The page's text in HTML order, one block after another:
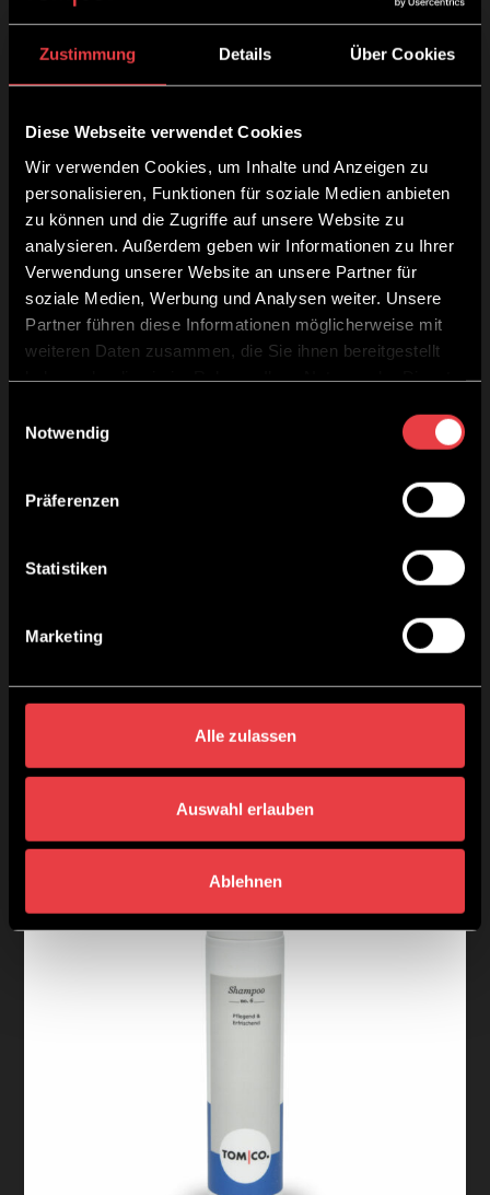
Zustimmung Details Über Cookies
Diese Webseite verwendet Cookies
Wir verwenden Cookies, um Inhalte und Anzeigen zu
personalisieren, Funktionen für soziale Medien anbieten
zu können und die Zugriffe auf unsere Website zu
analysieren. Außerdem geben wir Informationen zu Ihrer
Verwendung unserer Website an unsere Partner für
soziale Medien, Werbung und Analysen weiter. Unsere
Partner führen diese Informationen möglicherweise mit
weiteren Daten zusammen, die Sie ihnen bereitgestellt
Notwendig
Präferenzen
Statistiken
Marketing
Alle zulassen
Auswahl erlauben
Ablehnen
Volume Powder
15,40€
No.6 – Tonic